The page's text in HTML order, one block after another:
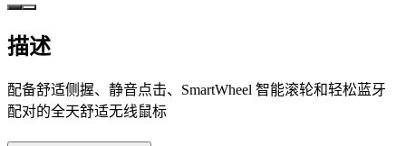
描述
配备舒适侧握、静音点击、SmartWheel 智能滚轮和轻松蓝牙
配对的全天舒适无线鼠标